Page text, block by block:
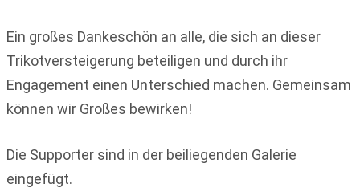
Ein großes Dankeschön an alle, die sich an dieser
Trikotversteigerung beteiligen und durch ihr
Engagement einen Unterschied machen. Gemeinsam
können wir Großes bewirken!
Die Supporter sind in der beiliegenden Galerie
eingefügt.